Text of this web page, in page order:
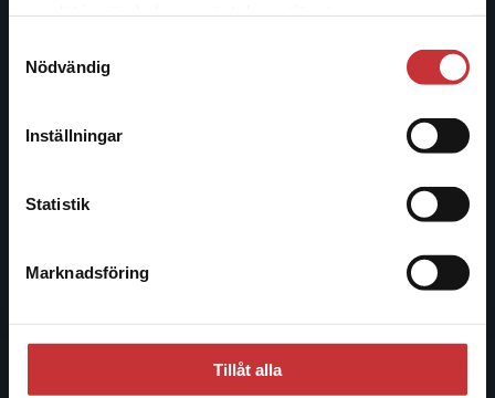
Nödvändig
Inställningar
Statistik
Marknadsföring
Tillåt alla
studentlitteratur.se via en enhet utanför Sverige.
Vi erbjuder inte leveranser utanför Sverige. För
att kunna slutföra ett köp måste
221 00 Lund
Besöksadress:
Kundservice
046-31 21 00